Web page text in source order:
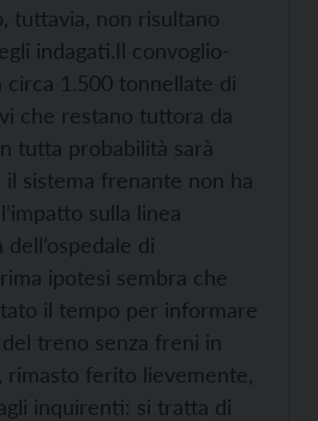
tuttavia, non risultano
indagati.Il convoglio-
1.500 tonnellate di
che restano tuttora da
tutta probabilità sarà
il sistema frenante non ha
sulla linea
di
ipotesi sembra che
il tempo per informare
treno senza freni in
rimasto ferito lievemente,
inquirenti: si tratta di